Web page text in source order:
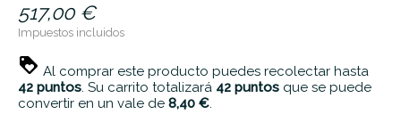
517,00 €
Impuestos incluidos
Al comprar este producto puedes recolectar hasta
42 puntos. Su carrito totalizará 42 puntos que se puede
convertir en un vale de 8,40 €.